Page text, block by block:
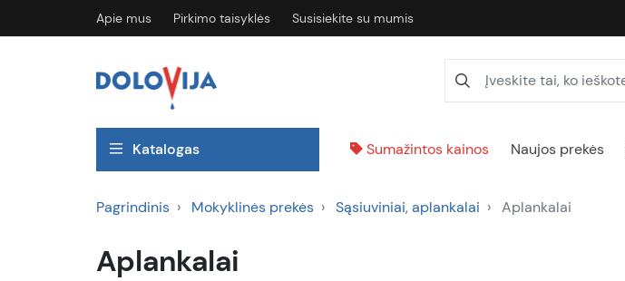
Apie mus Pirkimo taisyklės Susisiekite su mumis
Katalogas Sumažintos kainos Naujos prekės
Pagrindinis Mokyklinės prekės Sąsiuviniai, aplankalai Aplankalai
Aplankalai